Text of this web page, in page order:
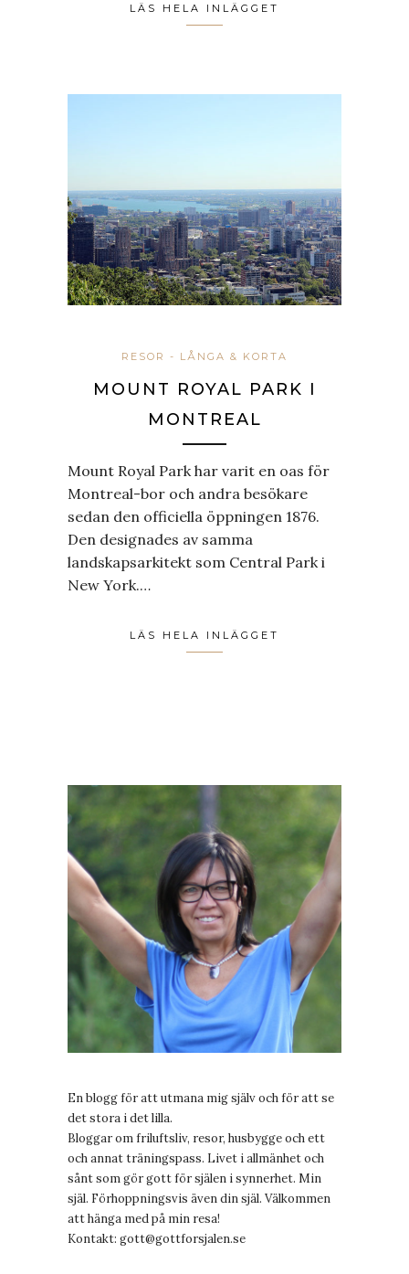
LÄS HELA INLÄGGET
RESOR - LÅNGA & KORTA
MOUNT ROYAL PARK I
MONTREAL
Mount Royal Park har varit en oas för
Montreal-bor och andra besökare
sedan den officiella öppningen 1876.
Den designades av samma
landskapsarkitekt som Central Park i
New York.…
LÄS HELA INLÄGGET
En blogg för att utmana mig själv och för att se
det stora i det lilla.
Bloggar om friluftsliv, resor, husbygge och ett
och annat träningspass. Livet i allmänhet och
sånt som gör gott för själen i synnerhet. Min
själ. Förhoppningsvis även din själ. Välkommen
att hänga med på min resa!
Kontakt: gott@gottforsjalen.se